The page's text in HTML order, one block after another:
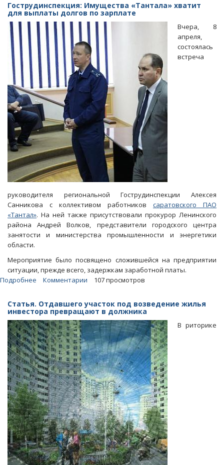
Радаеву
о
саратовском
iPhone
и
кризисе
на
«Тролзе»
Гострудинспекция: Имущества «Тантала» хватит
для выплаты долгов по зарплате
Вчера, 8
апреля,
состоялась
встреча
руководителя региональной Гострудинспекции Алексея
Санникова с коллективом работников саратовского ПАО
«Тантал». На ней также присутствовали прокурор Ленинского
района Андрей Волков, представители городского центра
занятости и министерства промышленности и энергетики
области.
Мероприятие было посвящено сложившейся на предприятии
ситуации, прежде всего, задержкам заработной платы.
Подробнее
Имущества
«Тантала»
хватит
для
выплаты
долгов
по
зарплате
Комментарии 107 просмотров
Статья. Отдавшего участок под возведение жилья
инвестора превращают в должника
В риторике